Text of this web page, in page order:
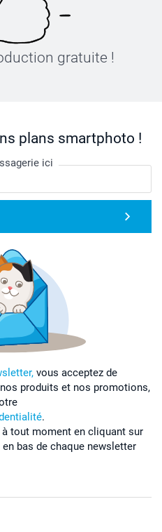
gratuite !
plans smartphoto !
ici
vous acceptez de
produits et nos promotions,
.
tout moment en cliquant sur
bas de chaque newsletter